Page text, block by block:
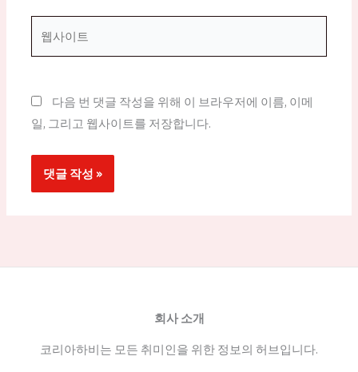
*
다음 번 댓글 작성을 위해 이 브라우저에 이름, 이메
일, 그리고 웹사이트를 저장합니다.
회사 소개
코리아하비는 모든 취미인을 위한 정보의 허브입니다.